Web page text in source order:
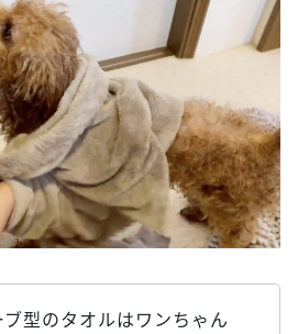
ブ型のタオルはワンちゃん